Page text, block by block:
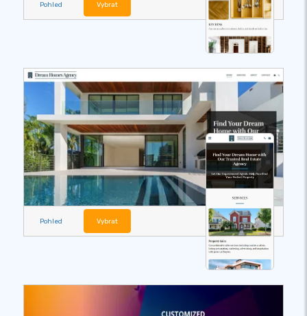
Pohled Vybrat
Pohled Vybrat